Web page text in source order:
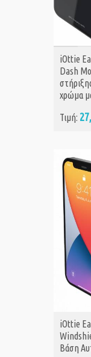
iOttie
Dash
χρώμα
Τιμή:
iOttie
Βάση